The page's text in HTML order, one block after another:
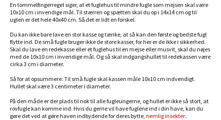
En tommelfingerregel siger, at et fuglehus til mindre fugle som mejsen skal være
10x10 cm i invendige mål. Til stærren og spætten skal du op i 14x14 cm og til
uglen er det hele 40x40 cm. Så det er lidt en forskel.
Du kan ikke bare lave en stor kasse og tænke, at så kan den første og bedste fugl
flytte ind. De små fugle bruger ikke de store kasser, for her er de ikke i sikkerhed.
Skal du lave en redekasse eller et fuglehus til en mejse eller musvit, skal du nøjes
med de 10x10 cm i invendige mål. Og så skal indgangshullet til redekassen være
cirka 3 cm i diameter.
Så for at opsummere: Til små fugle skal kassen måle 10x10 cm indvendigt.
Hullet skal være 3 centimeter i diameter.
På den måde er der plads til nok til alle fugleungerne, og hullet er ikke så stort, at
rovfugle kan komme ind. Hvis du gerne vil have fuglene ind i din have, kan du
gøre det ved at gøre haven indbydende for deres bytte, nemlig insekter.